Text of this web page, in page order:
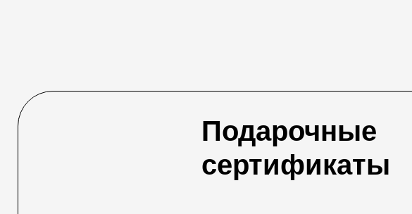
Подарочные
сертификаты